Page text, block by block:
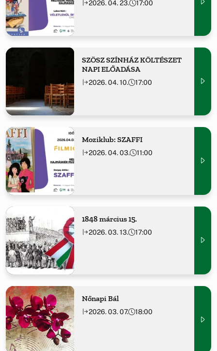
2026. 04. 23. 17:00
SZÖSZ SZÍNHÁZ KÖLTÉSZET
NAPI ELŐADÁSA
2026. 04. 10. 17:00
Moziklub: SZAFFI
2026. 04. 03. 11:00
1848 március 15.
2026. 03. 13. 17:00
Nőnapi Bál
2026. 03. 07. 18:00